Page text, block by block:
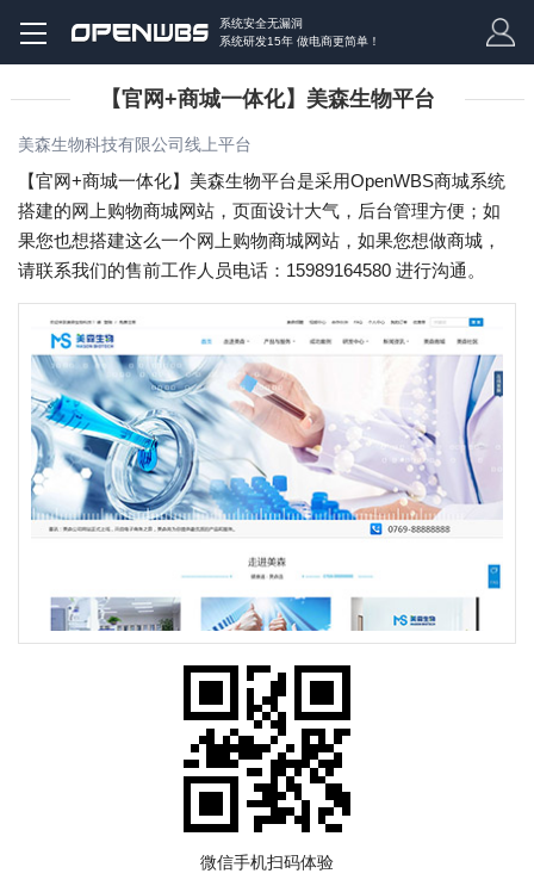
系统安全无漏洞
系统研发15年 做电商更简单！
【官网+商城一体化】美森生物平台
美森生物科技有限公司线上平台
【官网+商城一体化】美森生物平台是采用OpenWBS商城系统
搭建的网上购物商城网站，页面设计大气，后台管理方便；如
果您也想搭建这么一个网上购物商城网站，如果您想做商城，
请联系我们的售前工作人员电话：15989164580 进行沟通。
微信手机扫码体验